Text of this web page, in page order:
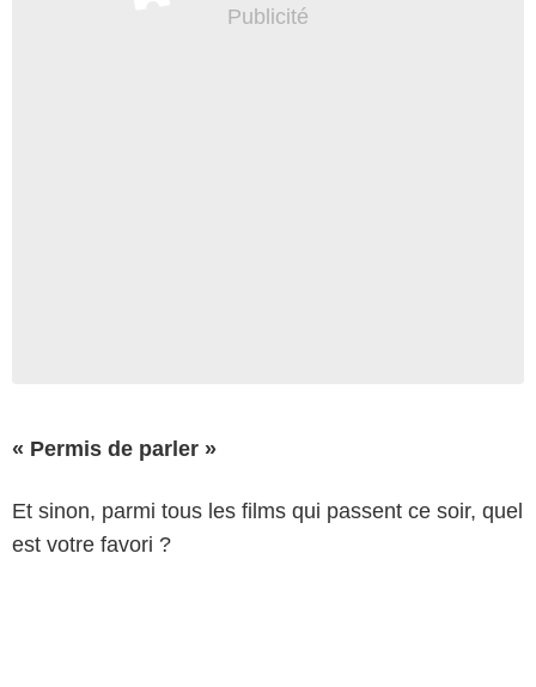
« Permis de parler »
Et sinon, parmi tous les films qui passent ce soir, quel
est votre favori ?